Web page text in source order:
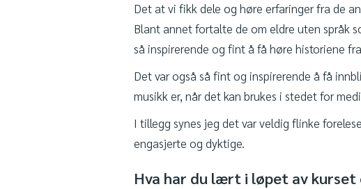
Det at vi fikk dele og høre erfaringer fra de
Blant annet fortalte de om eldre uten språk
så inspirerende og fint å få høre historiene
Det var også så fint og inspirerende å få
musikk er, når det kan brukes i stedet for
I tillegg synes jeg det var veldig flinke
engasjerte og dyktige.
Hva har du lært i løpet av kurset